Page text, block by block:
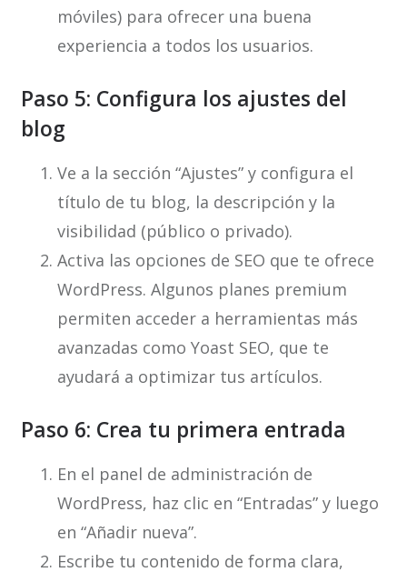
móviles) para ofrecer una buena
experiencia a todos los usuarios.
Paso 5: Configura los ajustes del
blog
Ve a la sección “Ajustes” y configura el
título de tu blog, la descripción y la
visibilidad (público o privado).
Activa las opciones de SEO que te ofrece
WordPress. Algunos planes premium
permiten acceder a herramientas más
avanzadas como Yoast SEO, que te
ayudará a optimizar tus artículos.
Paso 6: Crea tu primera entrada
En el panel de administración de
WordPress, haz clic en “Entradas” y luego
en “Añadir nueva”.
Escribe tu contenido de forma clara,